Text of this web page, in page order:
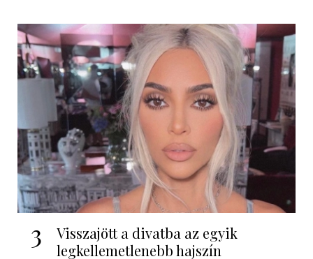
3
Visszajött a divatba az egyik
legkellemetlenebb hajszín